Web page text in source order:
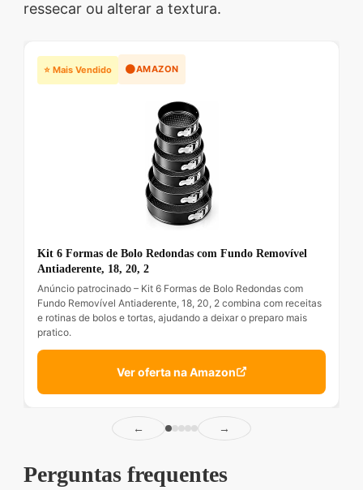
ressecar ou alterar a textura.
⭐ Mais Vendido 🟠AMAZON
Kit 6 Formas de Bolo Redondas com Fundo Removível
Antiaderente, 18, 20, 2
Anúncio patrocinado – Kit 6 Formas de Bolo Redondas com
Fundo Removível Antiaderente, 18, 20, 2 combina com receitas
e rotinas de bolos e tortas, ajudando a deixar o preparo mais
pratico.
Ver oferta na Amazon
← →
Perguntas frequentes